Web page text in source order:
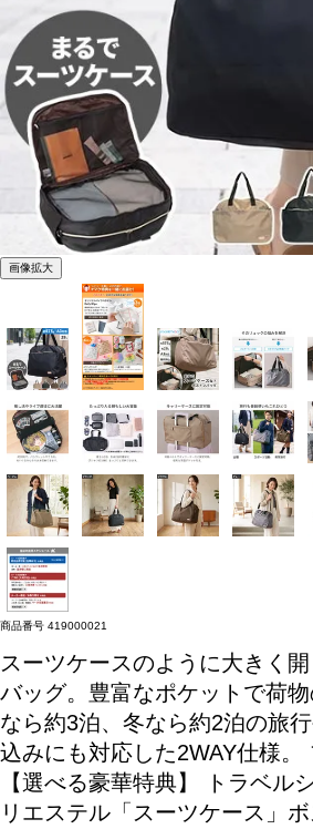
画像拡大
商品番号 419000021
スーツケースのように大きく
バッグ。豊富なポケットで荷
なら約3泊、冬なら約2泊の旅
込みにも対応した2WAY仕様。
【選べる豪華特典】 トラベル
リエステル「スーツケース」